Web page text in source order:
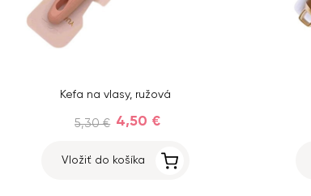
Kefa na vlasy, ružová
5,30 € 4,50 €
Vložiť do košíka